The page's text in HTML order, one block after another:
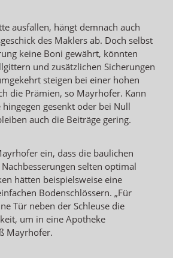
ausfallen, hängt demnach auch
des Maklers ab. Doch selbst
keine Boni gewährt, könnten
und zusätzlichen Sicherungen
steigen bei einer hohen
die Prämien, so Mayrhofer. Kann
hingegen gesenkt oder bei Null
auch die Beiträge gering.
ein, dass die baulichen
selten optimal
hätten beispielsweise eine
Bodenschlössern. „Für
Tür neben der Schleuse die
um in eine Apotheke
Mayrhofer.